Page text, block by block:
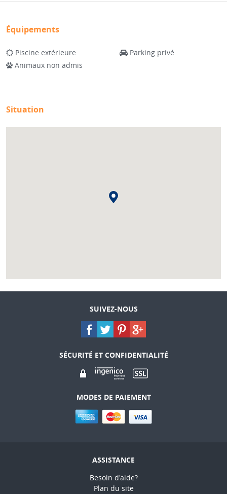
Équipements
Piscine extérieure
Parking privé
Animaux non admis
Situation
SUIVEZ-NOUS
SÉCURITÉ ET CONFIDENTIALITÉ
MODES DE PAIEMENT
ASSISTANCE
Besoin d'aide?
Plan du site